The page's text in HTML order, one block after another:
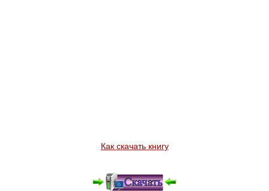
Как скачать книгу